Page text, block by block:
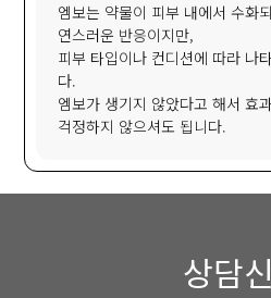
엠보는 약물이 피부 내에서 수화
연스러운 반응이지만,
피부 타입이나 컨디션에 따라 나
다.
엠보가 생기지 않았다고 해서 효
걱정하지 않으셔도 됩니다.
상담